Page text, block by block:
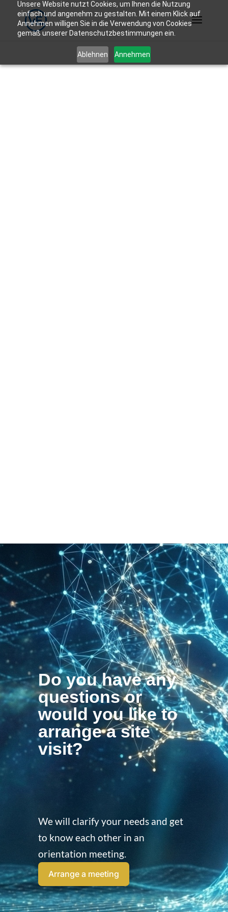
Unsere Website nutzt Cookies, um Ihnen die Nutzung
einfach und angenehm zu gestalten. Mit einem Klick auf
Annehmen willigen Sie in die Verwendung von Cookies
gemäß unserer Datenschutzbestimmungen ein.
Ablehnen Annehmen
Do you have any
questions or
would you like to
arrange a site
visit?
We will clarify your needs and get
to know each other in an
orientation meeting.
Arrange a meeting